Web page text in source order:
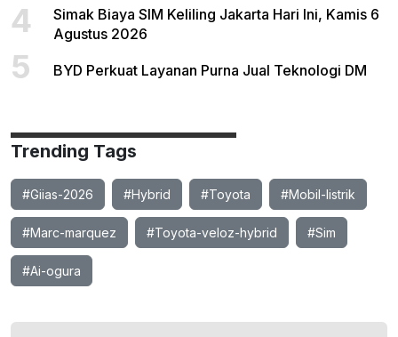
4
Simak Biaya SIM Keliling Jakarta Hari Ini, Kamis 6
Agustus 2026
5 BYD Perkuat Layanan Purna Jual Teknologi DM
Trending Tags
#Giias-2026 #Hybrid #Toyota #Mobil-listrik
#Marc-marquez #Toyota-veloz-hybrid #Sim
#Ai-ogura